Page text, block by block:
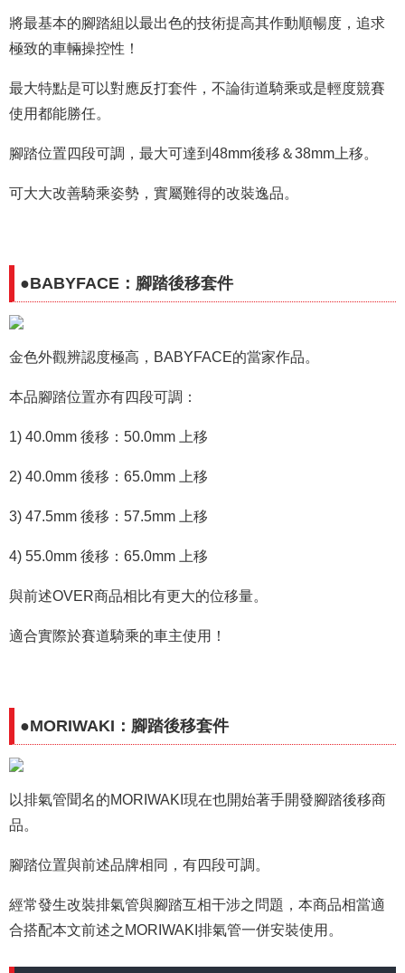
將最基本的腳踏組以最出色的技術提高其作動順暢度，追求
極致的車輛操控性！
最大特點是可以對應反打套件，不論街道騎乘或是輕度競賽
使用都能勝任。
腳踏位置四段可調，最大可達到48mm後移＆38mm上移。
可大大改善騎乘姿勢，實屬難得的改裝逸品。
●BABYFACE：腳踏後移套件
金色外觀辨認度極高，BABYFACE的當家作品。
本品腳踏位置亦有四段可調：
1) 40.0mm 後移：50.0mm 上移
2) 40.0mm 後移：65.0mm 上移
3) 47.5mm 後移：57.5mm 上移
4) 55.0mm 後移：65.0mm 上移
與前述OVER商品相比有更大的位移量。
適合實際於賽道騎乘的車主使用！
●MORIWAKI：腳踏後移套件
以排氣管聞名的MORIWAKI現在也開始著手開發腳踏後移商
品。
腳踏位置與前述品牌相同，有四段可調。
經常發生改裝排氣管與腳踏互相干涉之問題，本商品相當適
合搭配本文前述之MORIWAKI排氣管一併安裝使用。